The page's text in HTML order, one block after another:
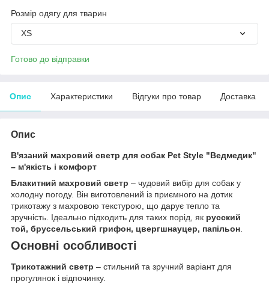
Розмір одягу для тварин
XS
Готово до відправки
Опис Характеристики Відгуки про товар Доставка
Опис
В'язаний махровий светр для собак Pet Style "Ведмедик"
– м'якість і комфорт
Блакитний махровий светр – чудовий вибір для собак у
холодну погоду. Він виготовлений із приємного на дотик
трикотажу з махровою текстурою, що дарує тепло та
зручність. Ідеально підходить для таких порід, як русский
той, бруссельський грифон, цвергшнауцер, папільон
Основні особливості
Трикотажний светр – стильний та зручний варіант для
прогулянок і відпочинку.